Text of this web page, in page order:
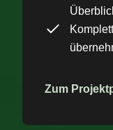
Zum